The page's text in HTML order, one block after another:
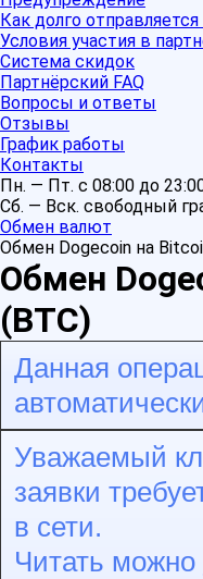
Как долго
Условия участия в
Система скидок
Партнёрский FAQ
Вопросы и ответы
Отзывы
График работы
Контакты
Пн. — Пт. с 08:00 до
Сб. — Вск. свободный
Обмен валют
Обмен Dogecoin на
Обмен
(BTC)
Данная
Уважаемый
заявки
в сети.
Читать можно